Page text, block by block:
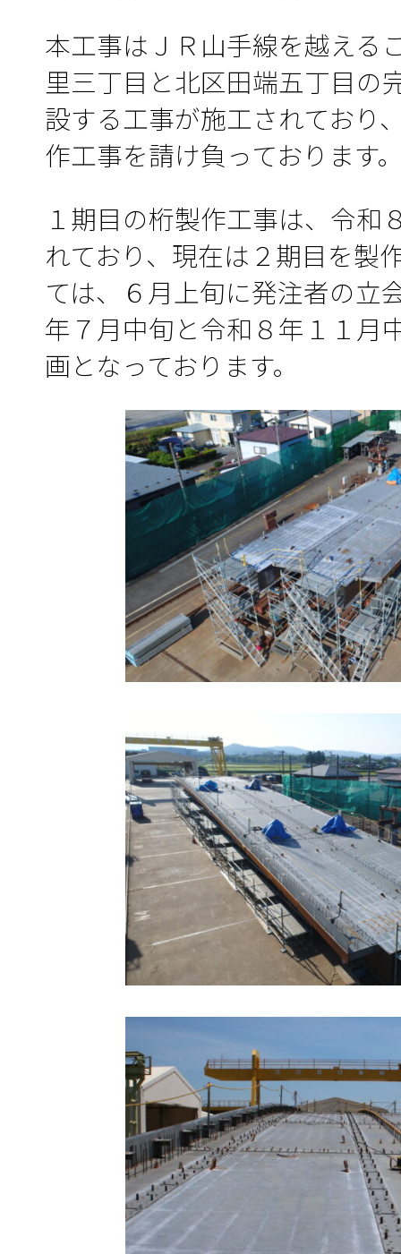
本工事はＪＲ山手線を越える
里三丁目と北区田端五丁目の
設する工事が施工されており
作工事を請け負っております
１期目の桁製作工事は、令和
れており、現在は２期目を製
ては、６月上旬に発注者の立
年７月中旬と令和８年１１月
画となっております。